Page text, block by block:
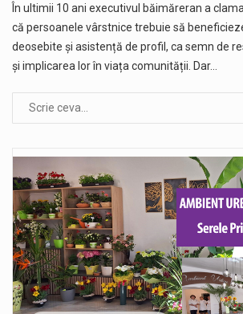
În ultimii 10 ani executivul băimăreran a
că persoanele vârstnice trebuie să
deosebite și asistență de profil, ca semn de
și implicarea lor în viața comunității. Dar…